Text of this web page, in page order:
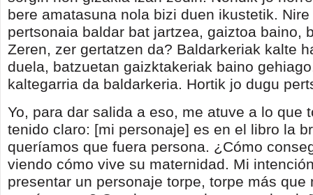
bere amatasuna nola bizi duen ikustetik.
pertsonaia baldar bat jartzea, gaiztoa baino,
Zeren, zer gertatzen da? Baldarkeriak kalte
duela, batzuetan gaizktakeriak baino
kaltegarria da baldarkeria. Hortik jo dugu
Yo, para dar salida a eso, me atuve a lo que
tenido claro: [mi personaje] es en el libro la
queríamos que fuera persona. ¿Cómo
viendo cómo vive su maternidad. Mi
presentar un personaje torpe, torpe más que